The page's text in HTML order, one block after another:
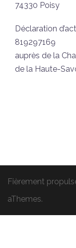
74330 Poisy
Déclaration
819297169
auprès de la
de la Haute-
Fièrement
aThemes.